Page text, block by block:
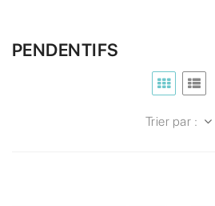
PENDENTIFS
Trier par :